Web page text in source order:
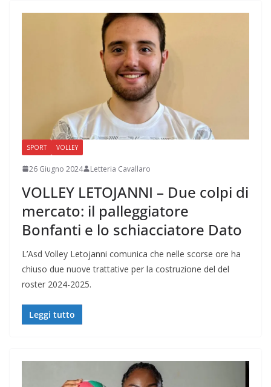
SPORT VOLLEY
26 Giugno 2024 Letteria Cavallaro
VOLLEY LETOJANNI – Due colpi di
mercato: il palleggiatore
Bonfanti e lo schiacciatore Dato
L’Asd Volley Letojanni comunica che nelle scorse ore ha
chiuso due nuove trattative per la costruzione del del
roster 2024-2025.
Leggi tutto